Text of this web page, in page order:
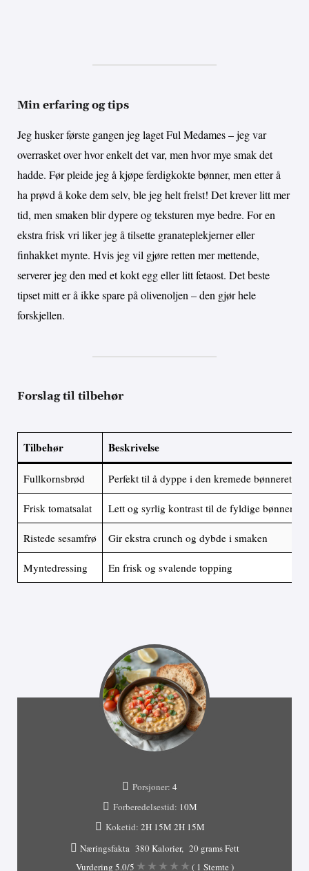
Min erfaring og tips
Jeg husker første gangen jeg laget Ful Medames – jeg var
overrasket over hvor enkelt det var, men hvor mye smak det
hadde. Før pleide jeg å kjøpe ferdigkokte bønner, men etter å
ha prøvd å koke dem selv, ble jeg helt frelst! Det krever litt mer
tid, men smaken blir dypere og teksturen mye bedre. For en
ekstra frisk vri liker jeg å tilsette granateplekjerner eller
finhakket mynte. Hvis jeg vil gjøre retten mer mettende,
serverer jeg den med et kokt egg eller litt fetaost. Det beste
tipset mitt er å ikke spare på olivenoljen – den gjør hele
forskjellen.
Forslag til tilbehør
Tilbehør Beskrivelse
Fullkornsbrød Perfekt til å dyppe i den kremede bønneretten
Frisk tomatsalat Lett og syrlig kontrast til de fyldige bønnene
Ristede sesamfrø Gir ekstra crunch og dybde i smaken
Myntedressing En frisk og svalende topping
Porsjoner: 4
Forberedelsestid: 10M
Koketid: 2H 15M 2H 15M
Næringsfakta 380 Kalorier
20 grams Fett
Vurdering 5.0/5 ( 1 Stemte )